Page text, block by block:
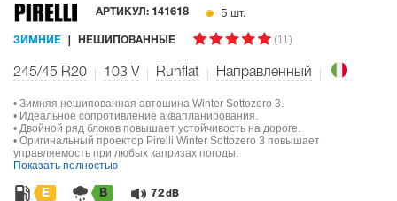
АРТИКУЛ: 141618 5 шт.
ЗИМНИЕ НЕШИПОВАННЫЕ (11)
245/45 R20 103 V Runflat Направленный
• Зимняя нешипованная автошина Winter Sottozero 3.
• Идеальное сопротивление аквапланирования.
• Двойной ряд блоков повышает устойчивость на дороге.
• Оригинальный проектор Pirelli Winter Sottozero 3 повышает
управляемость при любых капризах погоды.
Показать полностью
E B 72 dB